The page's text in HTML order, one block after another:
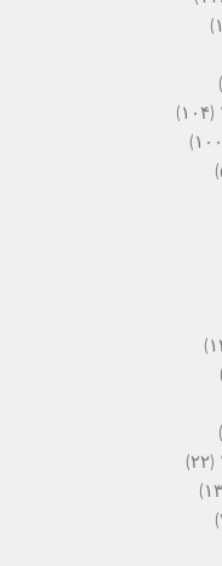
(۱۰۴)
(۲۲)